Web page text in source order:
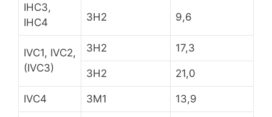
IHC3,
IHC4
3H2 9,6
IVC1, IVC2,
(IVC3)
3H2 17,3
3H2 21,0
IVC4 3M1 13,9